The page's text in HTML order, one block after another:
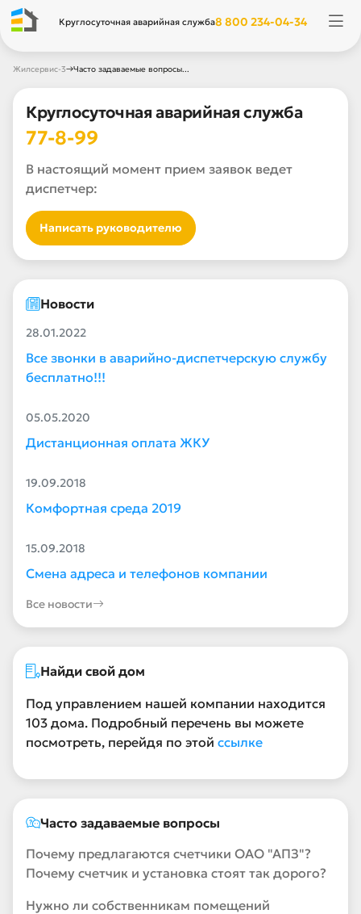
Круглосуточная аварийная служба8 800 234-04-34
Жилсервис-3→Часто задаваемые вопросы...
Круглосуточная аварийная служба
77-8-99
В настоящий момент прием заявок ведет
диспетчер:
Написать руководителю
Новости
28.01.2022
Все звонки в аварийно-диспетчерскую службу
бесплатно!!!
05.05.2020
Дистанционная оплата ЖКУ
19.09.2018
Комфортная среда 2019
15.09.2018
Смена адреса и телефонов компании
Все новости
Найди свой дом
Под управлением нашей компании находится
103 дома. Подробный перечень вы можете
посмотреть, перейдя по этой ссылке
Часто задаваемые вопросы
Почему предлагаются счетчики ОАО "АПЗ"?
Почему счетчик и установка стоят так дорого?
Нужно ли собственникам помещений